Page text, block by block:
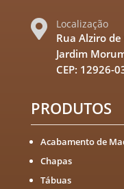
 Localização
Rua Alziro
Jardim
CEP: 12926-
PRODUTOS
Acabamento de
Chapas
Tábuas